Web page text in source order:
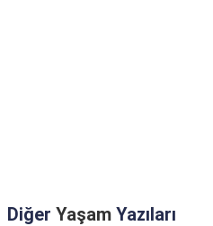
Diğer Yaşam Yazıları